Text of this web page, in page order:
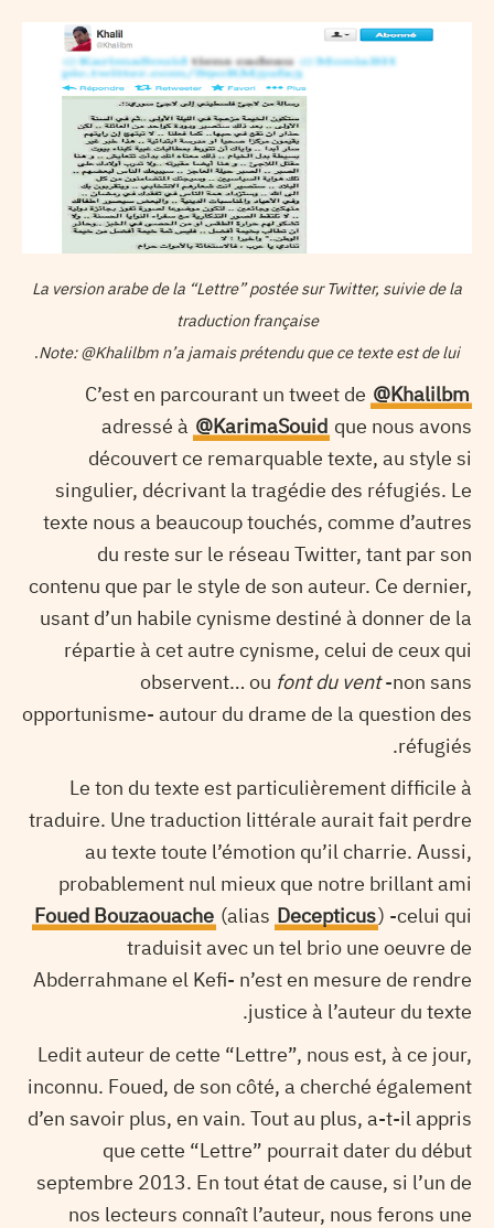
La version arabe de la “Lettre” postée sur Twitter, suivie de la
traduction française
Note: @Khalilbm n’a jamais prétendu que ce texte est de lui
.
C’est en parcourant un tweet de @Khalilbm
adressé à @KarimaSouid que nous avons
découvert ce remarquable texte, au style si
singulier, décrivant la tragédie des réfugiés. Le
texte nous a beaucoup touchés, comme d’autres
du reste sur le réseau Twitter, tant par son
contenu que par le style de son auteur. Ce dernier,
usant d’un habile cynisme destiné à donner de la
répartie à cet autre cynisme, celui de ceux qui
observent… ou font du vent-non sans
opportunisme- autour du drame de la question des
réfugiés.
Le ton du texte est particulièrement difficile à
traduire. Une traduction littérale aurait fait perdre
au texte toute l’émotion qu’il charrie. Aussi,
probablement nul mieux que notre brillant ami
Foued Bouzaouache (alias Decepticus) -celui qui
traduisit avec un tel brio une oeuvre de
Abderrahmane el Kefi- n’est en mesure de rendre
justice à l’auteur du texte.
Ledit auteur de cette “Lettre”, nous est, à ce jour,
inconnu. Foued, de son côté, a cherché également
d’en savoir plus, en vain. Tout au plus, a-t-il appris
que cette “Lettre” pourrait dater du début
septembre 2013. En tout état de cause, si l’un de
nos lecteurs connaît l’auteur, nous ferons une